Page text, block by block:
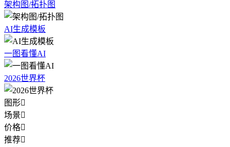
架构图/拓扑图
AI生成模板
一图看懂AI
2026世界杯
图形
场景
价格
推荐